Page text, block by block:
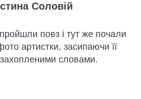
Соловій
повз і тут же почали
артистки, засипаючи її
словами.